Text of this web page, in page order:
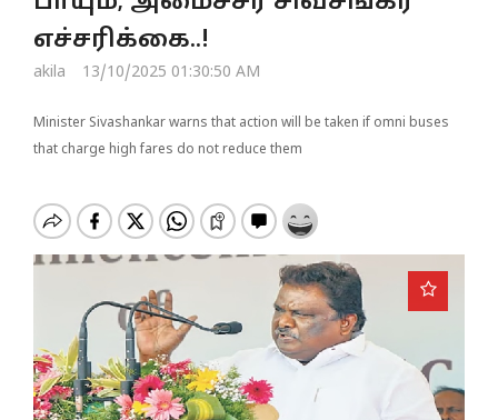
a
t
o
n
எச்சரிக்கை..!
akila 13/10/2025 01:30:50 AM
Minister Sivashankar warns that action will be taken if omni buses
that charge high fares do not reduce them